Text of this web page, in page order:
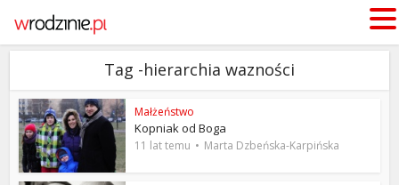
Tag -hierarchia wazności
Małżeństwo
Kopniak od Boga
11 lat temu Marta Dzbeńska-Karpińska